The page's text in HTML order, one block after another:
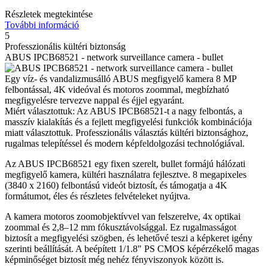
Részletek megtekintése
További információ
5
Professzionális kültéri biztonság
ABUS IPCB68521 - network surveillance camera - bullet
Egy víz- és vandalizmusálló ABUS megfigyelő kamera 8 MP
felbontással, 4K videóval és motoros zoommal, megbízható
megfigyelésre tervezve nappal és éjjel egyaránt.
Miért választottuk: Az ABUS IPCB68521-t a nagy felbontás, a
masszív kialakítás és a fejlett megfigyelési funkciók kombinációja
miatt választottuk. Professzionális választás kültéri biztonsághoz,
rugalmas telepítéssel és modern képfeldolgozási technológiával.
Az ABUS IPCB68521 egy fixen szerelt, bullet formájú hálózati
megfigyelő kamera, kültéri használatra fejlesztve. 8 megapixeles
(3840 x 2160) felbontású videót biztosít, és támogatja a 4K
formátumot, éles és részletes felvételeket nyújtva.
A kamera motoros zoomobjektívvel van felszerelve, 4x optikai
zoommal és 2,8–12 mm fókusztávolsággal. Ez rugalmasságot
biztosít a megfigyelési szögben, és lehetővé teszi a képkeret igény
szerinti beállítását. A beépített 1/1.8" PS CMOS képérzékelő magas
képminőséget biztosít még nehéz fényviszonyok között is.